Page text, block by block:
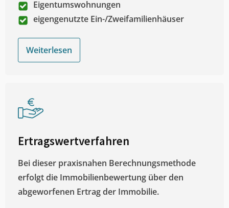
Eigentumswohnungen
eigengenutzte Ein-/Zweifamilienhäuser
Weiterlesen
Ertragswertverfahren
Bei dieser praxisnahen Berechnungsmethode
erfolgt die Immobilienbewertung über den
abgeworfenen Ertrag der Immobilie.